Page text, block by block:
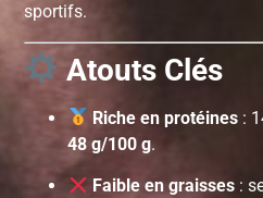
sportifs.
Atouts Clés
Riche en protéines:
48 g/100 g.
Faible en graisses: